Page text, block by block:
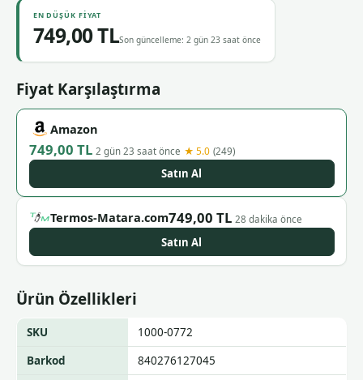
EN DÜŞÜK FIYAT
749,00 TLSon güncelleme: 2 gün 23 saat önce
Fiyat Karşılaştırma
Amazon
749,00 TL 2 gün 23 saat önce ★ 5.0 (249)
Satın Al
Termos-Matara.com749,00 TL 28 dakika önce
Satın Al
Ürün Özellikleri
SKU
1000-0772
Barkod
840276127045